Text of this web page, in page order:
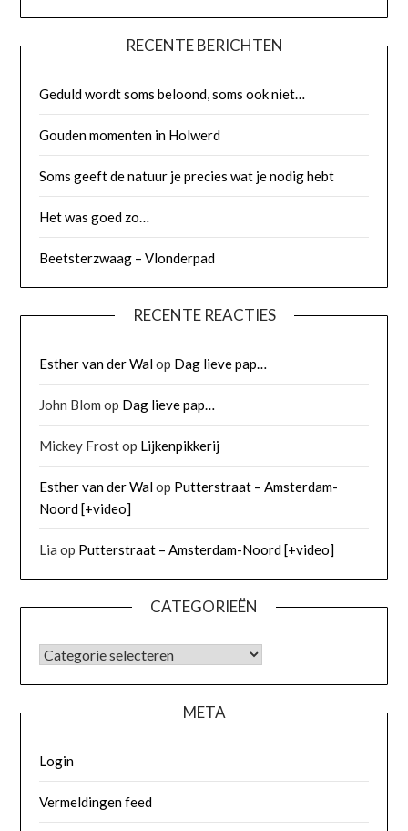
RECENTE BERICHTEN
Geduld wordt soms beloond, soms ook niet…
Gouden momenten in Holwerd
Soms geeft de natuur je precies wat je nodig hebt
Het was goed zo…
Beetsterzwaag – Vlonderpad
RECENTE REACTIES
Esther van der Walop Dag lieve pap…
John Blom op Dag lieve pap…
Mickey Frostop Lijkenpikkerij
Esther van der Walop Putterstraat – Amsterdam-
Noord [+video]
Lia op Putterstraat – Amsterdam-Noord [+video]
CATEGORIEËN
META
Login
Vermeldingen feed